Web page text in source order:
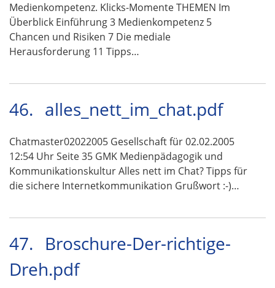
Medienkompetenz. Klicks-Momente THEMEN Im
Überblick Einführung 3 Medienkompetenz 5
Chancen und Risiken 7 Die mediale
Herausforderung 11 Tipps…
46. alles_nett_im_chat.pdf
Chatmaster02022005 Gesellschaft für 02.02.2005
12:54 Uhr Seite 35 GMK Medienpädagogik und
Kommunikationskultur Alles nett im Chat? Tipps für
die sichere Internetkommunikation Grußwort :-)…
47. Broschure-Der-richtige-
Dreh.pdf